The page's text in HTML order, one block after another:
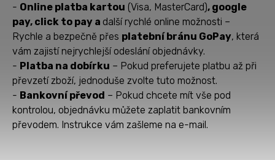
- Online platba kartou (Visa, MasterCard), google
pay, click to pay a další rychlé online možnosti –
Rychle a bezpečně přes platební bránu GoPay, která
vám zajistí nejrychlejší odeslání objednávky.
- Platba na dobírku – Pokud preferujete platbu až při
převzetí zboží, jednoduše zvolte tuto možnost.
- Bankovní převod – Pokud chcete mít vše pod
kontrolou, objednávku můžete zaplatit bankovním
převodem. Instrukce vám zašleme na e-mail.